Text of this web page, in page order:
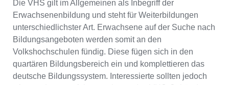
Die VHS gilt im Allgemeinen als Inbegriff der
Erwachsenenbildung und steht für Weiterbildungen
unterschiedlichster Art. Erwachsene auf der Suche nach
Bildungsangeboten werden somit an den
Volkshochschulen fündig. Diese fügen sich in den
quartären Bildungsbereich ein und komplettieren das
deutsche Bildungssystem. Interessierte sollten jedoch